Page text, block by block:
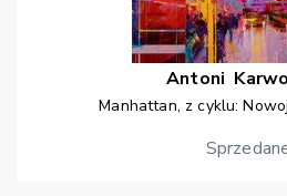
Antoni
Manhattan, z cyklu: